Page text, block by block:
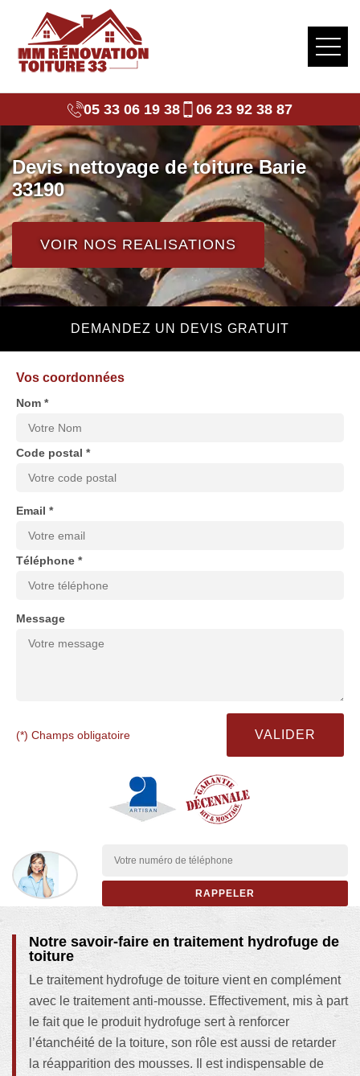
05 33 06 19 38 06 23 92 38 87
Devis nettoyage de toiture Barie
33190
VOIR NOS REALISATIONS
DEMANDEZ UN DEVIS GRATUIT
Vos coordonnées
Nom *
Code postal *
Email *
Téléphone *
Message
(*) Champs obligatoire
Notre savoir-faire en traitement hydrofuge de
toiture
Le traitement hydrofuge de toiture vient en complément
avec le traitement anti-mousse. Effectivement, mis à part
le fait que le produit hydrofuge sert à renforcer
l’étanchéité de la toiture, son rôle est aussi de retarder
la réapparition des mousses. Il est indispensable de